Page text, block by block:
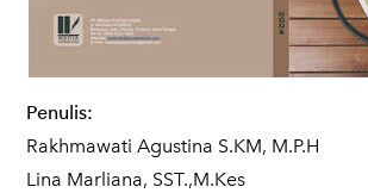
Penulis:
Rakhmawati Agustina S.KM, M.P.H
Lina Marliana, SST.,M.Kes